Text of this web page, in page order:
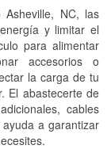
NC, las
y limitar el
para alimentar
accesorios o
la carga de tu
El abastecerte de
cables
a garantizar